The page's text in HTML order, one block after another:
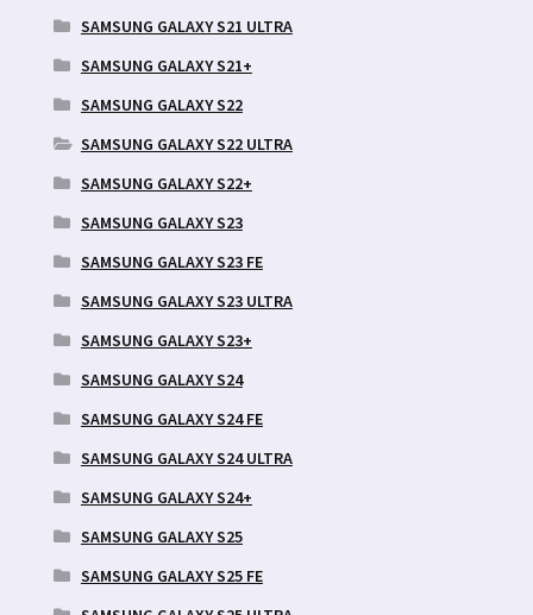
SAMSUNG GALAXY S21 ULTRA
SAMSUNG GALAXY S21+
SAMSUNG GALAXY S22
SAMSUNG GALAXY S22 ULTRA
SAMSUNG GALAXY S22+
SAMSUNG GALAXY S23
SAMSUNG GALAXY S23 FE
SAMSUNG GALAXY S23 ULTRA
SAMSUNG GALAXY S23+
SAMSUNG GALAXY S24
SAMSUNG GALAXY S24 FE
SAMSUNG GALAXY S24 ULTRA
SAMSUNG GALAXY S24+
SAMSUNG GALAXY S25
SAMSUNG GALAXY S25 FE